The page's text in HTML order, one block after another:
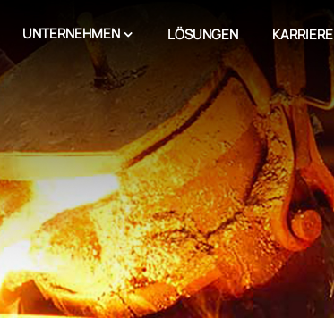
UNTERNEHMEN LÖSUNGEN KARRIERE